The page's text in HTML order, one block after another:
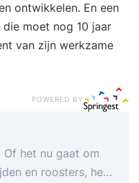
ontwikkelen. En een
moet nog 10 jaar
van zijn werkzame
POWERED BY
het nu gaat om
en roosters, het